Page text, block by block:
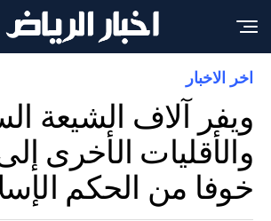
اخر الاخبار
ويفر آلاف الشيعة
والأقليات الأخرى
خوفا من الحكم